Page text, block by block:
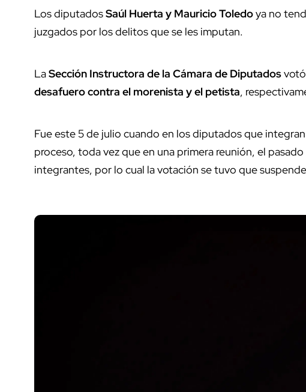
Los diputadosSaúl Huerta y Mauricio Toledoya no
juzgados por los delitos que se les imputan.
LaSección Instructora de la Cámara de Diputados
desafuero contra el morenista y el petista,
Fue este 5 de julio cuando en los diputados que
proceso, toda vez que en una primera reunión, el
integrantes, por lo cual la votación se tuvo que